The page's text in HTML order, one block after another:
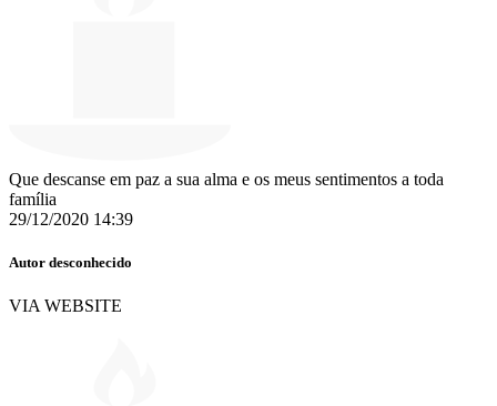
Que descanse em paz a sua alma e os meus sentimentos a toda
família
29/12/2020 14:39
Autor desconhecido
VIA WEBSITE